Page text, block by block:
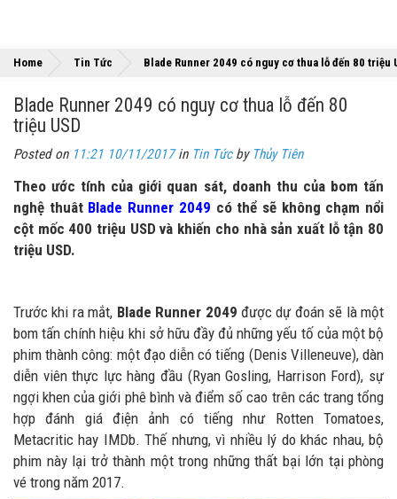
Home Tin Tức Blade Runner 2049 có nguy cơ thua lỗ đến 80 triệu
Blade Runner 2049 có nguy cơ thua lỗ đến 80
triệu USD
Posted on 11:21 10/11/2017in Tin Tứcby Thủy Tiên
Theo ước tính của giới quan sát, doanh thu của bom tấn
nghệ thuât Blade Runner 2049 có thể sẽ không chạm nổi
cột mốc 400 triệu USD và khiến cho nhà sản xuất lỗ tận 80
triệu USD.
Trước khi ra mắt, Blade Runner 2049 được dự đoán sẽ là một
bom tấn chính hiệu khi sở hữu đầy đủ những yếu tố của một bộ
phim thành công: một đạo diễn có tiếng (Denis Villeneuve), dàn
diễn viên thực lực hàng đầu (Ryan Gosling, Harrison Ford), sự
ngợi khen của giới phê bình và điểm số cao trên các trang tổng
hợp đánh giá điện ảnh có tiếng như Rotten Tomatoes,
Metacritic hay IMDb. Thế nhưng, vì nhiều lý do khác nhau, bộ
phim này lại trở thành một trong những thất bại lớn tại phòng
vé trong năm 2017.